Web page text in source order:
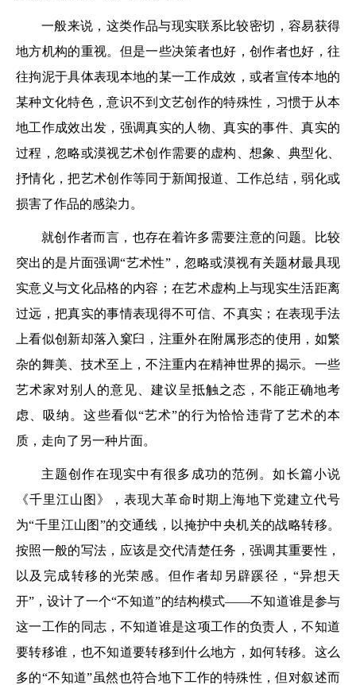
一般来说，这类作品与现实联系比较密切，容易获得
地方机构的重视。但是一些决策者也好，创作者也好，往
往拘泥于具体表现本地的某一工作成效，或者宣传本地的
某种文化特色，意识不到文艺创作的特殊性，习惯于从本
地工作成效出发，强调真实的人物、真实的事件、真实的
过程，忽略或漠视艺术创作需要的虚构、想象、典型化、
抒情化，把艺术创作等同于新闻报道、工作总结，弱化或
损害了作品的感染力。
就创作者而言，也存在着许多需要注意的问题。比较
突出的是片面强调“艺术性”，忽略或漠视有关题材最具现
实意义与文化品格的内容；在艺术虚构上与现实生活距离
过远，把真实的事情表现得不可信、不真实；在表现手法
上看似创新却落入窠臼，注重外在附属形态的使用，如繁
杂的舞美、技术至上，不注重内在精神世界的揭示。一些
艺术家对别人的意见、建议呈抵触之态，不能正确地考
虑、吸纳。这些看似“艺术”的行为恰恰违背了艺术的本
质，走向了另一种片面。
主题创作在现实中有很多成功的范例。如长篇小说
《千里江山图》，表现大革命时期上海地下党建立代号
为“千里江山图”的交通线，以掩护中央机关的战略转移。
按照一般的写法，应该是交代清楚任务，强调其重要性，
以及完成转移的光荣感。但作者却另辟蹊径，“异想天
开”，设计了一个“不知道”的结构模式——不知道谁是参与
这一工作的同志，不知道谁是这项工作的负责人，不知道
要转移谁，也不知道要转移到什么地方，如何转移。这么
多的“不知道”虽然也符合地下工作的特殊性，但对叙述而